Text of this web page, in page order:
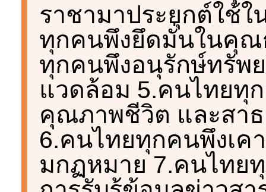
ราชามาประยุกต์ใช้
ทุกคนพึงยึดมั่นในคุณ
ทุกคนพึงอนุรักษ์ทรัพ
แวดล้อม 5.คนไทยทุ
คุณภาพชีวิต และสา
6.คนไทยทุกคนพึงเค
มกฏหมาย 7.คนไทย